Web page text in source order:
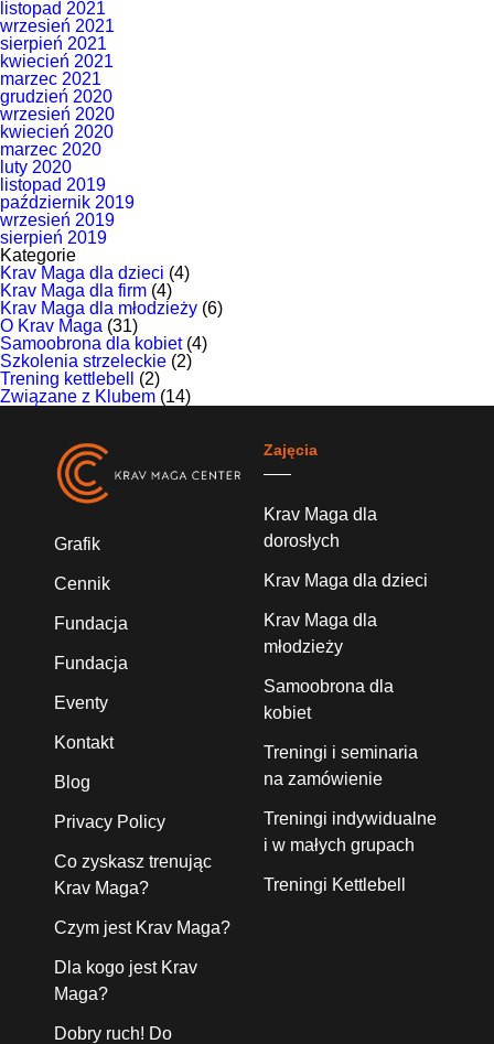
listopad 2021
wrzesień 2021
sierpień 2021
kwiecień 2021
marzec 2021
grudzień 2020
wrzesień 2020
kwiecień 2020
marzec 2020
luty 2020
listopad 2019
październik 2019
wrzesień 2019
sierpień 2019
Kategorie
Krav Maga dla dzieci (4)
Krav Maga dla firm (4)
Krav Maga dla młodzieży (6)
O Krav Maga (31)
Samoobrona dla kobiet(4)
Szkolenia strzeleckie (2)
Trening kettlebell
(2)
Związane z Klubem (14)
Grafik
Cennik
Fundacja
Fundacja
Eventy
Kontakt
Blog
Privacy Policy
Co zyskasz trenując
Krav Maga?
Czym jest Krav Maga?
Dla kogo jest Krav
Maga?
Dobry ruch! Do
Zajęcia
Krav Maga dla
dorosłych
Krav Maga dla dzieci
Krav Maga dla
młodzieży
Samoobrona dla
kobiet
Treningi i seminaria
na zamówienie
Treningi indywidualne
i w małych grupach
Treningi Kettlebell